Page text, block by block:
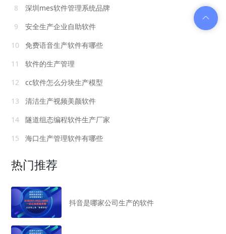
8
深圳mes软件管理系统品牌
9
安全生产企业自助软件
10
免费语音生产软件有哪些
11
软件的生产管理
12
cc软件怎么分块生产模型
13
清洁生产视频美颜软件
14
隧道组态编程软件生产厂家
15
海口生产管理软件有哪些
热门推荐
抖音是哪家公司生产的软件